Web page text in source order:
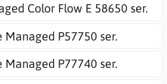
Color Flow E 58650 ser.
Managed P57750 ser.
Managed P77740 ser.